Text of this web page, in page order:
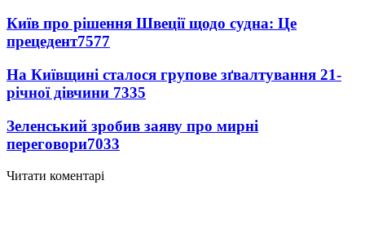
Київ про рішення Швеції щодо судна: Це
прецедент7577
На Київщині сталося групове зґвалтування 21-
річної дівчини 7335
Зеленський зробив заяву про мирні
переговори7033
Читати коментарі